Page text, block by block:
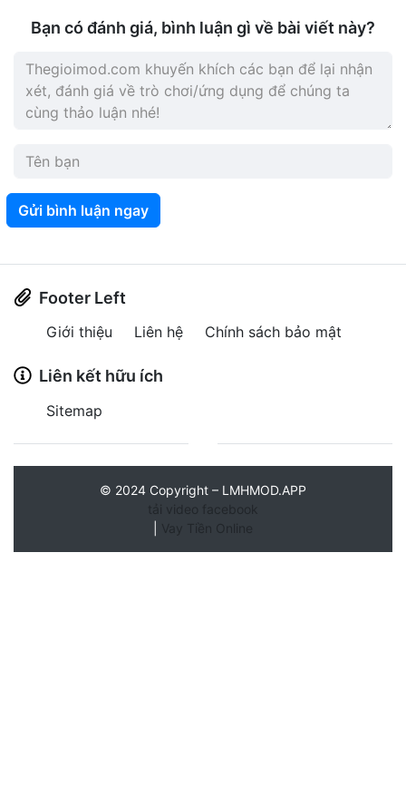
Bạn có đánh giá, bình luận gì về bài viết này?
Gửi bình luận ngay
Footer Left
Giới thiệu Liên hệ Chính sách bảo mật
Liên kết hữu ích
Sitemap
© 2024 Copyright – LMHMOD.APP
tải video facebook
Vay Tiền Online